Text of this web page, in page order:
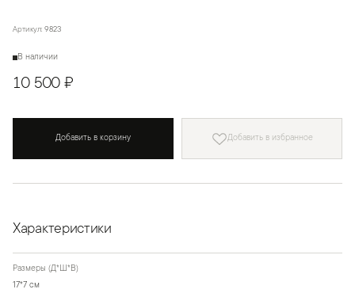
Артикул: 9823
В наличии
10 500 ₽
Добавить в корзину Добавить в избранное
Характеристики
Размеры (Д*Ш*В)
17*7 см